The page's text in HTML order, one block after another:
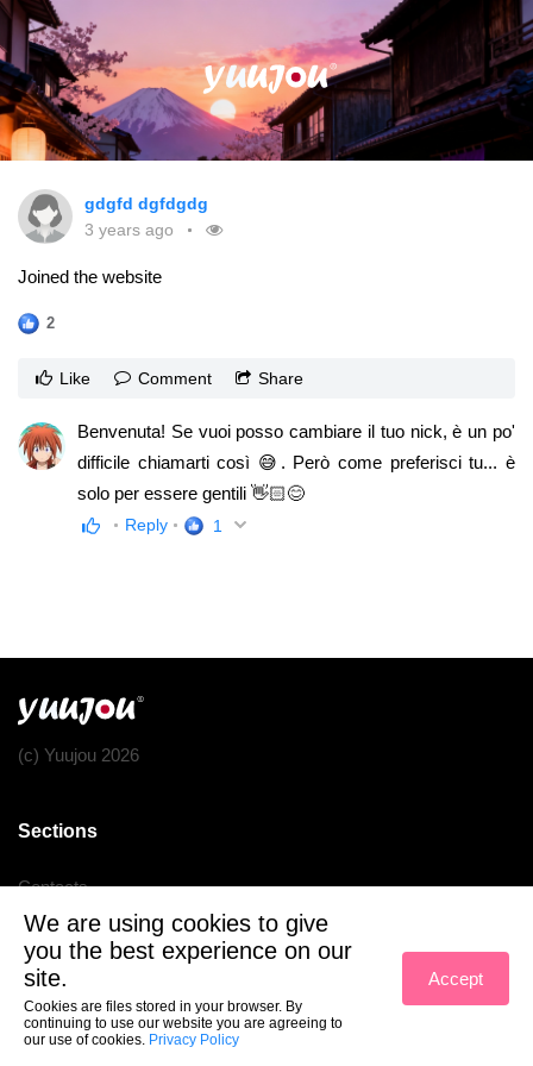
gdgfd dgfdgdg
3 years ago
Joined the website
2
Like Comment Share
Benvenuta! Se vuoi posso cambiare il tuo nick, è un po'
difficile chiamarti così 😅. Però come preferisci tu... è
solo per essere gentili 👋🏻😊
Reply 1
(c) Yuujou 2026
Sections
Contacts
Terms of service
Privacy policy
We are using cookies to give
you the best experience on our
site.
Cookies are files stored in your browser. By
continuing to use our website you are agreeing to
our use of cookies. Privacy Policy
Accept